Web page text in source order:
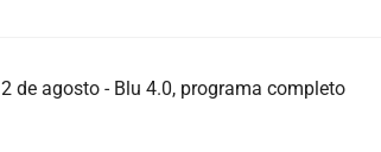
de agosto - Blu 4.0, programa completo